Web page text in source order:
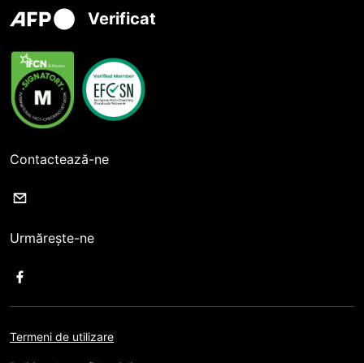
Verificat
Contactează-ne
Urmărește-ne
Termeni de utilizare